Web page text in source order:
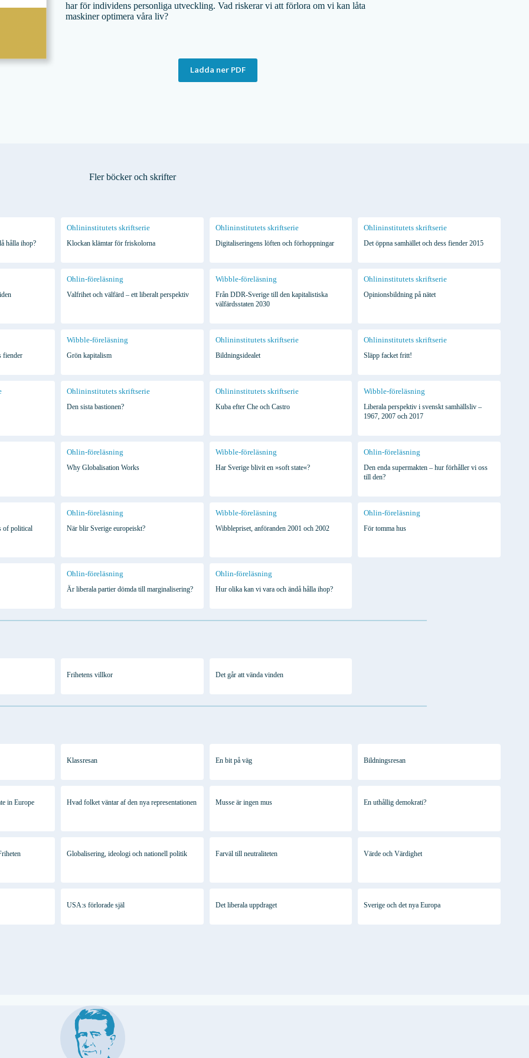
har för individens personliga utveckling. Vad riskerar vi att förlora om vi kan låta
maskiner optimera våra liv?
Ladda ner PDF
Fler böcker och skrifter
hålla ihop?
Ohlininstitutets skriftserie
Klockan klämtar för friskolorna
Ohlininstitutets skriftserie
Digitaliseringens löften och förhoppningar
Ohlininstitutets skriftserie
Det öppna samhället och dess fiender 2015
Ohlin-föreläsning
Valfrihet och välfärd – ett liberalt perspektiv
Wibble-föreläsning
Från DDR-Sverige till den kapitalistiska
välfärdsstaten 2030
Ohlininstitutets skriftserie
Opinionsbildning på nätet
fiender
Wibble-föreläsning
Grön kapitalism
Ohlininstitutets skriftserie
Bildningsidealet
Ohlininstitutets skriftserie
Släpp facket fritt!
Ohlininstitutets skriftserie
Den sista bastionen?
Ohlininstitutets skriftserie
Kuba efter Che och Castro
Wibble-föreläsning
Liberala perspektiv i svenskt samhällsliv –
1967, 2007 och 2017
Ohlin-föreläsning
Why Globalisation Works
Wibble-föreläsning
Har Sverige blivit en »soft state«?
Ohlin-föreläsning
Den enda supermakten – hur förhåller vi oss
till den?
of political
Ohlin-föreläsning
När blir Sverige europeiskt?
Wibble-föreläsning
Wibblepriset, anföranden 2001 och 2002
Ohlin-föreläsning
För tomma hus
Ohlin-föreläsning
Är liberala partier dömda till marginalisering?
Ohlin-föreläsning
Hur olika kan vi vara och ändå hålla ihop?
Frihetens villkor Det går att vända vinden
Klassresan En bit på väg Bildningsresan
in Europe Hvad folket väntar af den nya representationen Musse är ingen mus En uthållig demokrati?
Globalisering, ideologi och nationell politik Farväl till neutraliteten Värde och Värdighet
USA:s förlorade själ Det liberala uppdraget Sverige och det nya Europa